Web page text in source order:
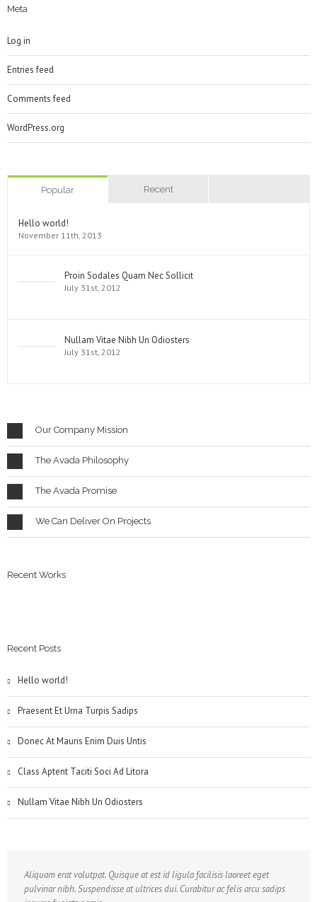
Meta
Log in
Entries feed
Comments feed
WordPress.org
Popular Recent
Hello world!
November 11th, 2013
Proin Sodales Quam Nec Sollicit
July 31st, 2012
Nullam Vitae Nibh Un Odiosters
July 31st, 2012
Our Company Mission
The Avada Philosophy
The Avada Promise
We Can Deliver On Projects
Recent Works
Recent Posts
Hello world!
Praesent Et Urna Turpis Sadips
Donec At Mauris Enim Duis Untis
Class Aptent Taciti Soci Ad Litora
Nullam Vitae Nibh Un Odiosters
Aliquam erat volutpat. Quisque at est id ligula facilisis laoreet eget
pulvinar nibh. Suspendisse at ultrices dui. Curabitur ac felis arcu sadips